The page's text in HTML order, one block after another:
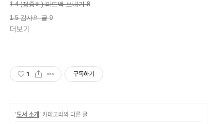
1.4 (정중히) 피드백 보내기 8
1.5 감사의 글 9
더보기
1 구독하기
'도서 소개' 카테고리의 다른 글